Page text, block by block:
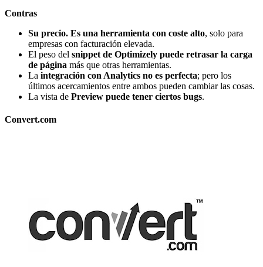
Contras
Su precio. Es una herramienta con coste alto, solo para
empresas con facturación elevada.
El peso del snippet de Optimizely puede retrasar la carga
de página más que otras herramientas.
La integración con Analytics no es perfecta; pero los
últimos acercamientos entre ambos pueden cambiar las cosas.
La vista de Preview puede tener ciertos bugs.
Convert.com